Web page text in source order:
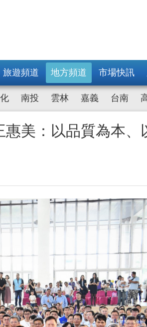
旅遊頻道 地方頻道 市場快訊
南投 雲林 嘉義 台南
美：以品質為本、